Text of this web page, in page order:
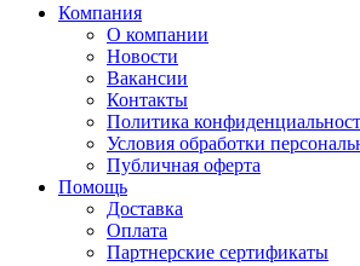
Компания
О компании
Новости
Вакансии
Контакты
Политика
Условия обработки
Публичная оферта
Помощь
Доставка
Оплата
Партнерские сертификаты